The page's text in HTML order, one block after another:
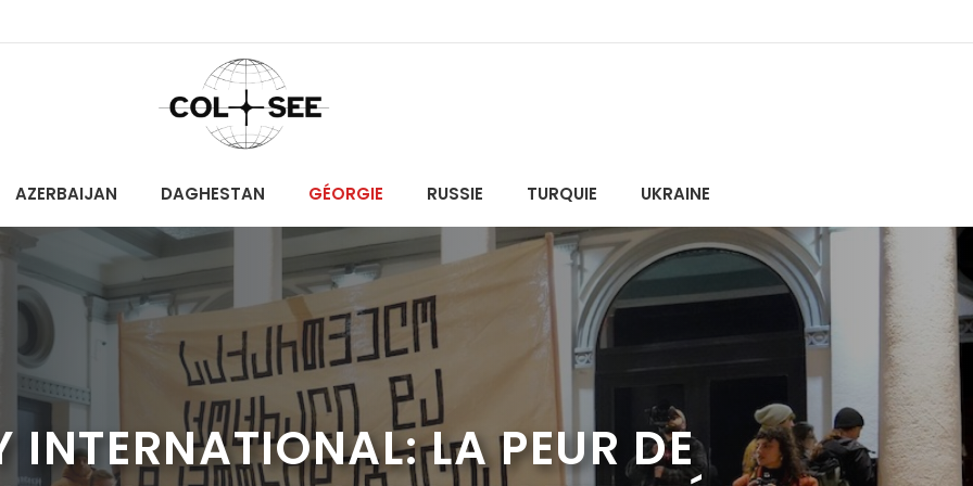
AZERBAIJAN DAGHESTAN GÉORGIE RUSSIE TURQUIE UKRAINE
INTERNATIONAL: LA PEUR DE